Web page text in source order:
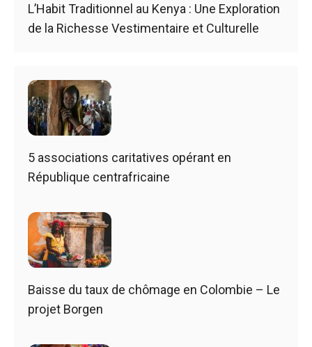
L’Habit Traditionnel au Kenya : Une Exploration
de la Richesse Vestimentaire et Culturelle
5 associations caritatives opérant en
République centrafricaine
Baisse du taux de chômage en Colombie – Le
projet Borgen